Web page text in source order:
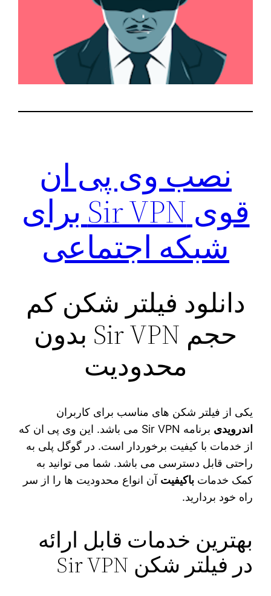
نصب وی پی ان
قوی Sir VPN برای
شبکه اجتماعی
دانلود فیلتر شکن کم
حجم Sir VPN بدون
محدودیت
یکی از فیلتر شکن‌ های مناسب برای کاربران
اندرویدی
برنامه Sir VPN می‌ باشد. این وی پی ان که
از خدمات با کیفیت برخوردار است. در گوگل پلی به
راحتی قابل دسترسی می‌ باشد. شما می‌ توانید به
کمک خدماتباکیفیت آن انواع محدودیت‌ ها را از سر
راه خود بردارید.
بهترین خدمات قابل ارائه
در فیلتر شکن Sir VPN